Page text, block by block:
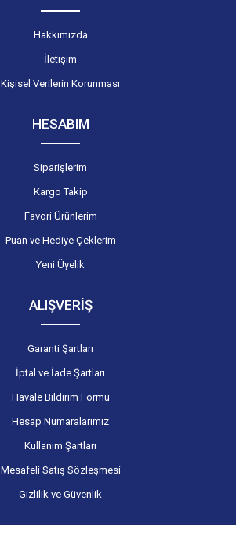
Hakkımızda
İletişim
Kişisel Verilerin Korunması
HESABIM
Siparişlerim
Kargo Takip
Favori Ürünlerim
Puan ve Hediye Çeklerim
Yeni Üyelik
ALIŞVERİŞ
Garanti Şartları
İptal ve İade Şartları
Havale Bildirim Formu
Hesap Numaralarımız
Kullanım Şartları
Mesafeli Satış Sözleşmesi
Gizlilik ve Güvenlik